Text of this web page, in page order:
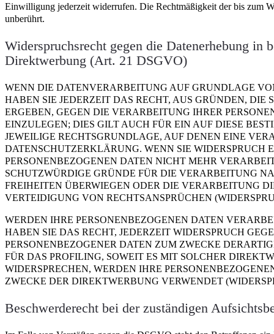
Einwilligung jederzeit widerrufen. Die Rechtmäßigkeit der bis zum
unberührt.
Widerspruchsrecht gegen die Datenerhebung in
Direktwerbung (Art. 21 DSGVO)
WENN DIE DATENVERARBEITUNG AUF GRUNDLAGE
HABEN SIE JEDERZEIT DAS RECHT, AUS GRÜNDEN, DIE
ERGEBEN, GEGEN DIE VERARBEITUNG IHRER
EINZULEGEN; DIES GILT AUCH FÜR EIN AUF DIESE
JEWEILIGE RECHTSGRUNDLAGE, AUF DENEN EINE
DATENSCHUTZERKLÄRUNG. WENN SIE WIDERSPRUCH
PERSONENBEZOGENEN DATEN NICHT MEHR
SCHUTZWÜRDIGE GRÜNDE FÜR DIE VERARBEITUNG
FREIHEITEN ÜBERWIEGEN ODER DIE VERARBEITUNG
VERTEIDIGUNG VON RECHTSANSPRÜCHEN
WERDEN IHRE PERSONENBEZOGENEN DATEN
HABEN SIE DAS RECHT, JEDERZEIT WIDERSPRUCH
PERSONENBEZOGENER DATEN ZUM ZWECKE
FÜR DAS PROFILING, SOWEIT ES MIT SOLCHER
WIDERSPRECHEN, WERDEN IHRE
ZWECKE DER DIREKTWERBUNG VERWENDET
Beschwerde­recht bei der zuständigen